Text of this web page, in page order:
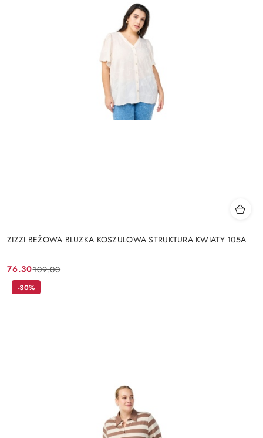
ZIZZI BEŻOWA BLUZKA KOSZULOWA STRUKTURA KWIATY 105A
Cena
promocyjna:
76.30
Cena
przed
109.00
-30%